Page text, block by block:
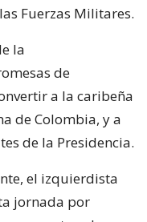
Fuerzas Militares.
la
de
a la caribeña
de Colombia, y a
de la Presidencia.
el izquierdista
jornada por